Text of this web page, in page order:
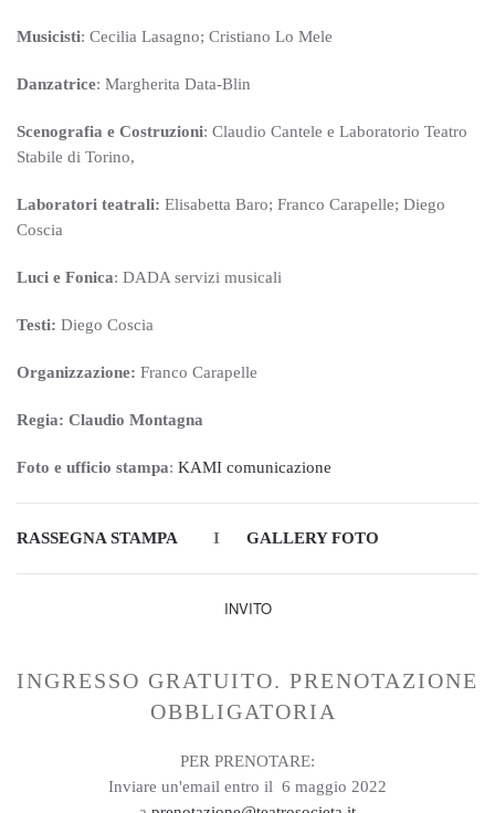
Musicisti: Cecilia Lasagno; Cristiano Lo Mele
Danzatrice: Margherita Data-Blin
Scenografia e Costruzioni: Claudio Cantele e Laboratorio Teatro
Stabile di Torino,
Laboratori teatrali: Elisabetta Baro; Franco Carapelle; Diego
Coscia
Luci e Fonica: DADA servizi musicali
Testi: Diego Coscia
Organizzazione: Franco Carapelle
Regia: Claudio Montagna
Foto e ufficio stampa: KAMI comunicazione
RASSEGNA STAMPA I GALLERY FOTO
INVITO
INGRESSO GRATUITO. PRENOTAZIONE
OBBLIGATORIA
PER PRENOTARE:
Inviare un'email entro il 6 maggio 2022